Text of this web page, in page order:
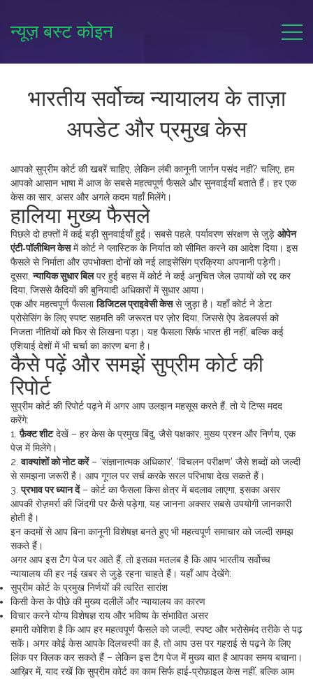
न्यूज़ बस्ट कोइन
भारतीय सर्वोच्च न्यायालय के ताज़ा
अपडेट और प्रमुख केस
आपको सुप्रीम कोर्ट की खबरें चाहिए, लेकिन लंबी कानूनी जार्गन पसंद नहीं? चलिए, हम
आपको आसान भाषा में आज के सबसे महत्वपूर्ण फैसले और सुनवाईयाँ बताते हैं। हर एक
केस का सार, असर और अगले कदम यहाँ मिलेंगे।
हालिया मुख्य फैसले
पिछले दो हफ्तों में कई बड़ी सुनवाईयाँ हुईं। सबसे पहले, पर्यावरण संरक्षण से जुड़े ओपेन
एंटी‑पॉलीथिन केसमें कोर्ट ने प्लास्टिक के निर्यात को सीमित करने का आदेश दिया। इस
फैसले से निर्माता और उपभोक्ता दोनों को नई लाइसेंसिंग प्रक्रिया अपनानी पड़ेगी।
दूसरा,न्यायिक सुधार बिलपर हुई बहस में कोर्ट ने कई अनुचित जेल उपायों को रद्द कर
दिया, जिससे कैदियों की बुनियादी अधिकारों में सुधार आया।
एक और महत्वपूर्ण फैसलाडिजिटल प्राइवेसी केससे जुड़ा है। यहाँ कोर्ट ने डेटा
प्रोसेसिंग के लिए स्पष्ट सहमति की जरूरत पर ज़ोर दिया, जिससे ऐप डेवलपर्स को
निजता नीतियों को फिर से लिखना पड़ा। यह फैसला सिर्फ भारत ही नहीं, बल्कि कई
एशियाई देशों में भी चर्चा का कारण बना है।
कैसे पढ़ें और समझें सुप्रीम कोर्ट की
रिपोर्ट
सुप्रीम कोर्ट की रिपोर्ट पढ़ने में अगर आप उलझन महसूस करते हैं, तो ये टिप्स मदद
करेंगे:
1.फ़ैक्ट शीटदेखें – हर केस के प्रमुख बिंदु, जैसे पक्षकार, मुख्य प्रश्न और निर्णय, एक
पेज में मिलेंगे।
2.वाक्यांशों को नोट करें– ‘संज्ञानात्मक अधिकार’, ‘विचलन परीक्षण’ जैसे शब्दों को जल्दी
से समझना जरूरी है। आप गूगल पर सर्च करके सरल परिभाषा देख सकते हैं।
3.प्रभाव पर ध्यान दें– कोर्ट का फैसला किस क्षेत्र में बदलाव लाएगा, इसका असर
आपकी रोज़मर्रा की जिंदगी पर कैसे पड़ेगा, यह जानना अक्सर सबसे उपयोगी जानकारी
होती है।
इन कदमों से आप बिना कानूनी विशेषज्ञ बनते हुए भी महत्वपूर्ण समाचार को जल्दी समझ
सकते हैं।
अगर आप इस टैग पेज पर आते हैं, तो इसका मतलब है कि आप भारतीय सर्वोच्च
न्यायालय की हर नई खबर से जुड़े रहना चाहते हैं। यहाँ आप देखेंगे:
सुप्रीम कोर्ट के प्रमुख निर्णयों की त्वरित सारांश
किसी केस के पीछे की मुख्य दलीलें और न्यायालय का कारण
विचार करने योग्य विशेषज्ञ राय और भविष्य के संभावित असर
हमारी कोशिश है कि आप हर महत्वपूर्ण फैसले को जल्दी, स्पष्ट और भरोसेमंद तरीके से पढ़
सकें। अगर कोई केस आपके दिलचस्पी का है, तो आप उस पर गहराई से पढ़ने के लिए
लिंक पर क्लिक कर सकते हैं – लेकिन इस टैग पेज में मुख्य बात है आपका समय बचाना।
आख़िर में, याद रखें कि सुप्रीम कोर्ट का काम सिर्फ हाई‑प्रोफ़ाइल केस नहीं, बल्कि आम